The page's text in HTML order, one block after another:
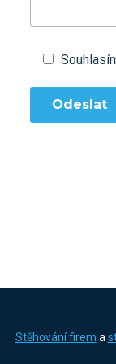
Stěhování firem a